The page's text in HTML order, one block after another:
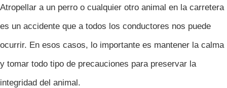
Atropellar a un perro o cualquier otro animal en la carretera
es un accidente que a todos los conductores nos puede
ocurrir. En esos casos, lo importante es mantener la calma
y tomar todo tipo de precauciones para preservar la
integridad del animal.